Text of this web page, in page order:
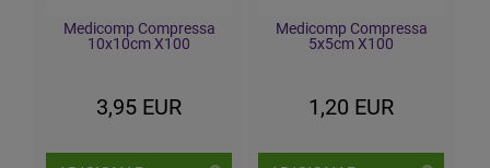
Medicomp Compressa
10x10cm X100
3,95 EUR
Medicomp Compressa
5x5cm X100
1,20 EUR